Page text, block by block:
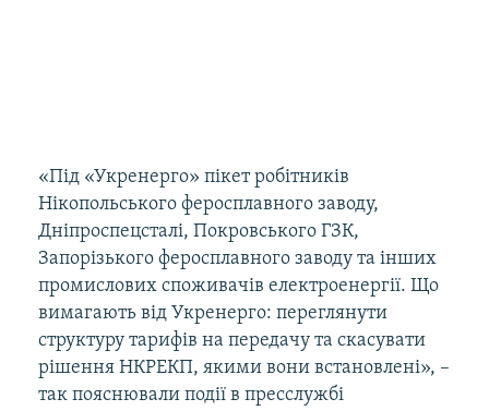
«Під «Укренерго» пікет робітників
Нікопольського феросплавного заводу,
Дніпроспецсталі, Покровського ГЗК,
Запорізького феросплавного заводу та інших
промислових споживачів електроенергії. Що
вимагають від Укренерго: переглянути
структуру тарифів на передачу та скасувати
рішення НКРЕКП, якими вони встановлені», –
так пояснювали події в пресслужбі